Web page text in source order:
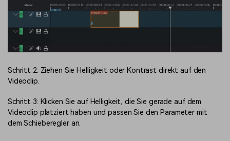
Schritt 2: Ziehen Sie Helligkeit oder Kontrast direkt auf den
Videoclip.
Schritt 3: Klicken Sie auf Helligkeit, die Sie gerade auf dem
Videoclip platziert haben und passen Sie den Parameter mit
dem Schieberegler an.